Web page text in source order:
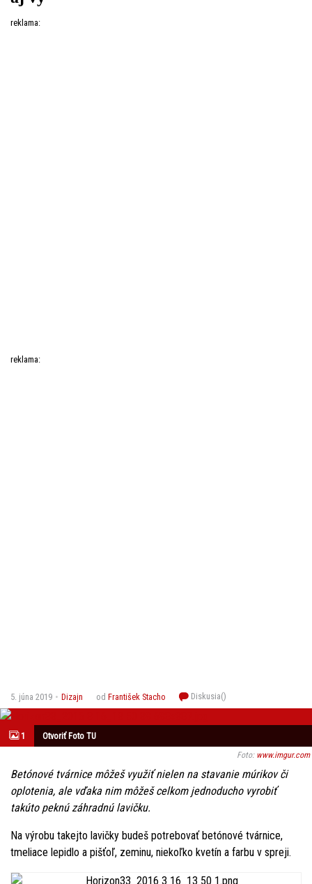
reklama:
reklama:
5. júna 2019 Dizajn od František Stacho Diskusia()
1 Otvoriť Foto TU
Foto: www.imgur.com
Betónové tvárnice môžeš využiť nielen na stavanie múrikov či
oplotenia, ale vďaka nim môžeš celkom jednoducho vyrobiť
takúto peknú záhradnú lavičku.
Na výrobu takejto lavičky budeš potrebovať betónové tvárnice,
tmeliace lepidlo a pišťoľ, zeminu, niekoľko kvetín a farbu v spreji.